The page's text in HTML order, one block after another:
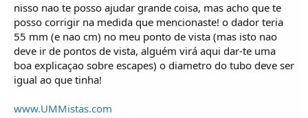
nisso nao te posso ajudar grande coisa, mas acho que te
posso corrigir na medida que mencionaste! o dador teria
55 mm (e nao cm) no meu ponto de vista (mas isto nao
deve ir de pontos de vista, alguém virá aqui dar-te uma
boa explicaçao sobre escapes) o diametro do tubo deve ser
igual ao que tinha!
www.UMMistas.com